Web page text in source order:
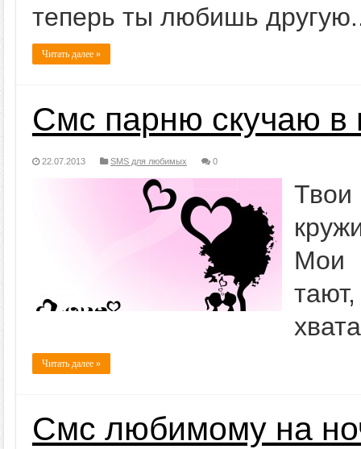
теперь ты любишь
Читать далее »
Смс парню скучаю в
22.07.2013 SMS для любимых 0
Твои
Мои
Читать далее »
Cмс любимому на